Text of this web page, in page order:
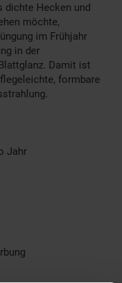
dichte Hecken und
möchte,
im Frühjahr
in der
Damit ist
formbare
Jahr